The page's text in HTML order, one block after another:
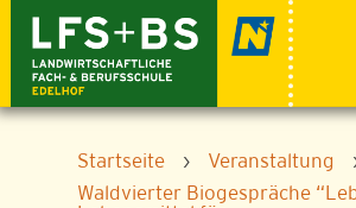
content
Startseite › Veranstaltung
Waldvierter Biogespräche